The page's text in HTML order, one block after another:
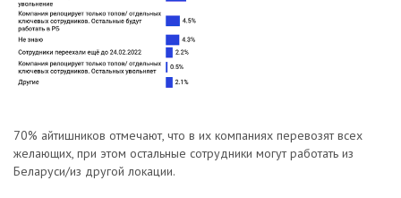
70% айтишников отмечают, что в их компаниях перевозят всех
желающих, при этом остальные сотрудники могут работать из
Беларуси/из другой локации.